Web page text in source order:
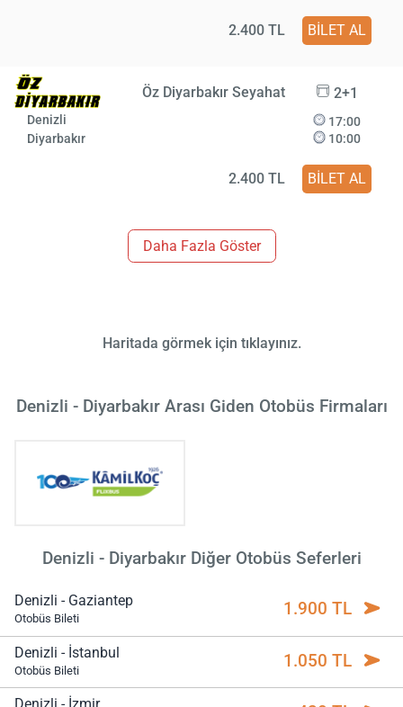
2.400 TL BİLET AL
Öz Diyarbakır Seyahat 2+1
Denizli
Diyarbakır
17:00
10:00
2.400 TL BİLET AL
Daha Fazla Göster
Haritada görmek için tıklayınız.
Denizli - Diyarbakır Arası Giden Otobüs Firmaları
Denizli - Diyarbakır Diğer Otobüs Seferleri
Denizli - Gaziantep
Otobüs Bileti 1.900 TL
Denizli - İstanbul
Otobüs Bileti 1.050 TL